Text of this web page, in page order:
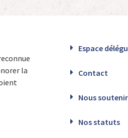
la
Espace
Contact
Nous soutenir
Nos statuts